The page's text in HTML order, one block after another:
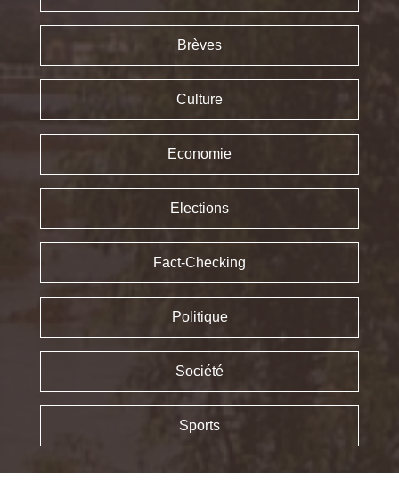
Brèves
Culture
Economie
Elections
Fact-Checking
Politique
Société
Sports